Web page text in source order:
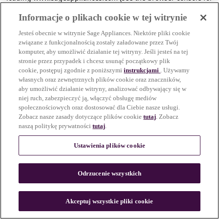
n
Informacje o plikach cookie w tej witrynie
Jesteś obecnie w witrynie Sage Appliances. Niektóre pliki cookie
związane z funkcjonalnością zostały załadowane przez Twój
komputer, aby umożliwić działanie tej witryny. Jeśli jesteś na tej
stronie przez przypadek i chcesz usunąć początkowy plik
cookie, postępuj zgodnie z poniższymiinstrukcjami . Używamy
własnych oraz zewnętrznych plików cookie oraz znaczników,
aby umożliwić działanie witryny, analizować odbywający się w
niej ruch, zabezpieczyć ją, włączyć obsługę mediów
społecznościowych oraz dostosować dla Ciebie nasze usługi.
Zobacz nasze zasady dotyczące plików cookietutaj. Zobacz
naszą politykę prywatnościtutaj.
Ustawienia plików cookie
Odrzucenie wszystkich
Akceptuj wszystkie pliki cookie